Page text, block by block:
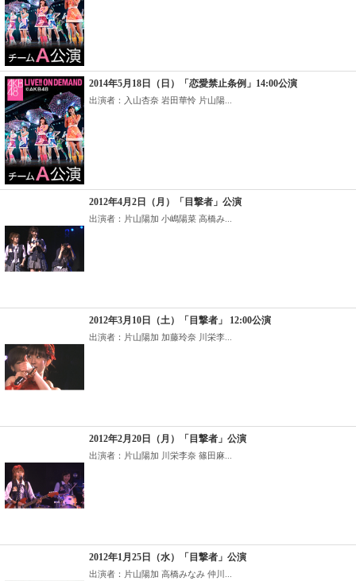
2014年5月18日（日）「恋愛禁止条例」14:00公演
出演者：入山杏奈 岩田華怜 片山陽...
2012年4月2日（月）「目撃者」公演
出演者：片山陽加 小嶋陽菜 高橋み...
2012年3月10日（土）「目撃者」 12:00公演
出演者：片山陽加 加藤玲奈 川栄李...
2012年2月20日（月）「目撃者」公演
出演者：片山陽加 川栄李奈 篠田麻...
2012年1月25日（水）「目撃者」公演
出演者：片山陽加 高橋みなみ 仲川...